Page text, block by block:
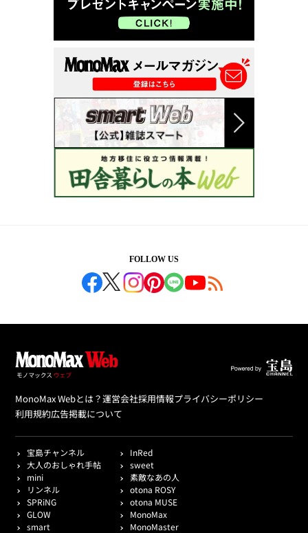
FOLLOW US
MonoMax Webとは？運営会社採用情報プライバシーポリシー
利用規約広告掲載について
宝島チャンネル
InRed
大人のおしゃれ手帖
sweet
mini
素敵なあの人
リンネル
otona ROSY
SPRiNG
otona MUSE
GLOW
MonoMax
smart
MonoMaster